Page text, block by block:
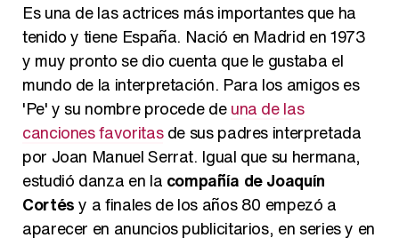
Es una de las actrices más importantes que ha
tenido y tiene España. Nació en Madrid en 1973
y muy pronto se dio cuenta que le gustaba el
mundo de la interpretación. Para los amigos es
'Pe' y su nombre procede deuna de las
canciones favoritasde sus padres interpretada
por Joan Manuel Serrat. Igual que su hermana,
estudió danza en la compañía de Joaquín
Cortésy a finales de los años 80 empezó a
aparecer en anuncios publicitarios, en series y en